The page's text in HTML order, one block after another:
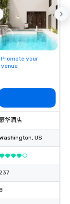
Promote your
venue
华酒店
, US